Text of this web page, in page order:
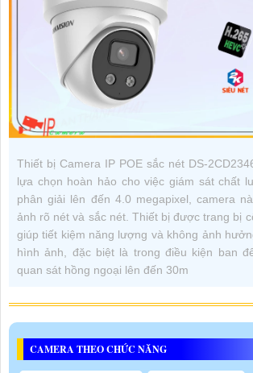
Thiết bị Camera IP POE sắc nét DS-
lựa chọn hoàn hảo cho việc giám sát chất
phân giải lên đến 4.0 megapixel, camera
ảnh rõ nét và sắc nét. Thiết bị được trang bị
giúp tiết kiệm năng lượng và không ảnh
hình ảnh, đặc biệt là trong điều kiện ban
quan sát hồng ngoại lên đến 30m
CAMERA THEO CHỨC NĂNG